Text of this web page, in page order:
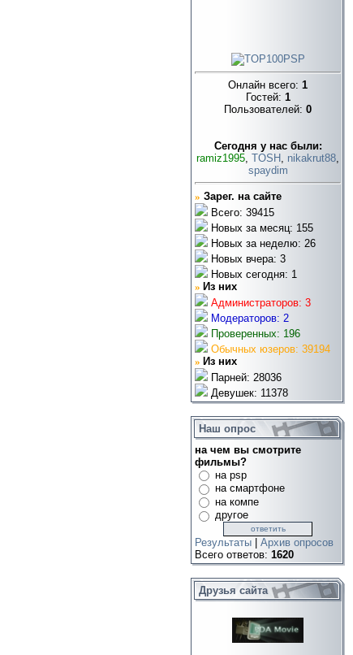
Онлайн всего: 1
Гостей: 1
Пользователей: 0
Cегодня у нас были:
ramiz1995, TOSH , nikakrut88,
spaydim
» Зарег. на сайте
Всего: 39415
Новых за месяц: 155
Новых за неделю: 26
Новых вчера: 3
Новых сегодня: 1
» Из них
Администраторов: 3
Модераторов: 2
Проверенных: 196
Обычных юзеров: 39194
» Из них
Парней: 28036
Девушек: 11378
Наш опрос
на чем вы смотрите
фильмы?
на psp
на смартфоне
на компе
другое
Результаты
Архив опросов
Всего ответов: 1620
Друзья сайта